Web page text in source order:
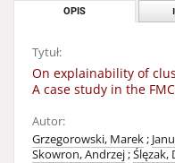
OPIS
Tytuł:
On explainability of
A case study in the
Autor:
Grzegorowski, Marek;
Skowron, Andrzej;Ślęzak,